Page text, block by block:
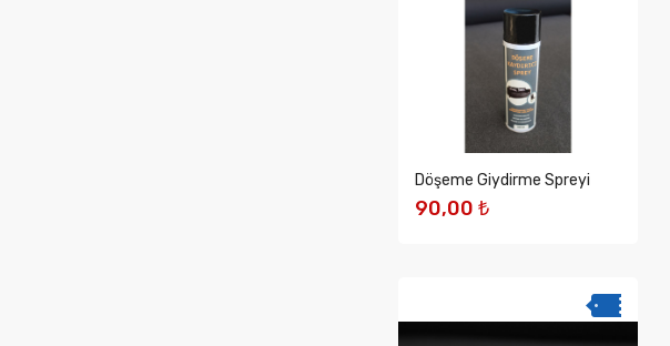
Döşeme Giydirme Spreyi
90,00 ₺